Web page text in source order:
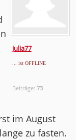
julia77
... ist OFFLINE
Beiträge: 73
im August
zu fasten.